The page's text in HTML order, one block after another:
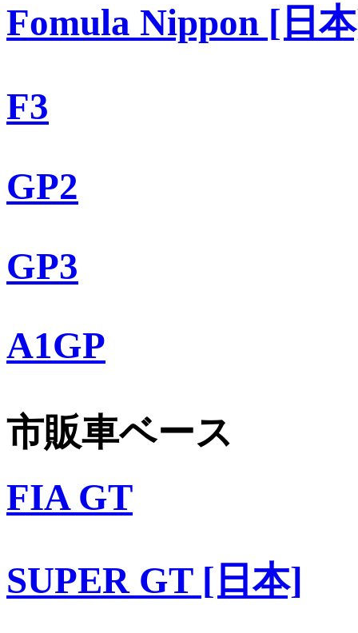
Fomula Nippon [日
F3
GP2
GP3
A1GP
市販車ベース
FIA GT
SUPER GT [日本]